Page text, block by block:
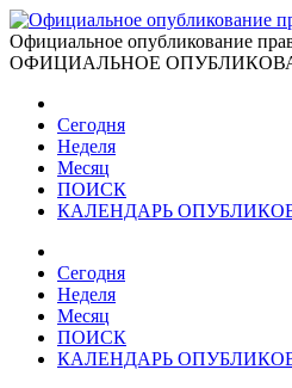
Официальное опубликование
ОФИЦИАЛЬНОЕ
Сегодня
Неделя
Месяц
ПОИСК
КАЛЕНДАРЬ
Сегодня
Неделя
Месяц
ПОИСК
КАЛЕНДАРЬ